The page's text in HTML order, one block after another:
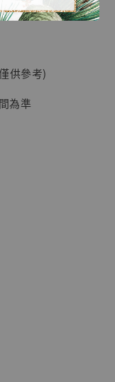
像 布魯克達
供參考)
為準